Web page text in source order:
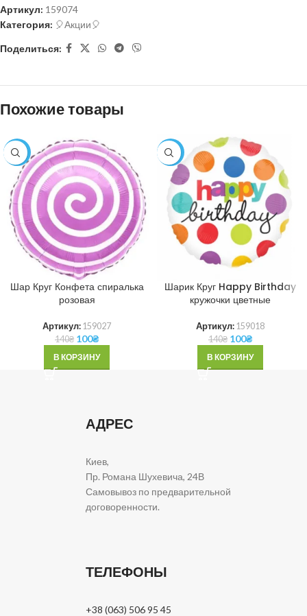
Артикул: 159074
Категория: 🎈Акции🎈
Поделиться:
Похожие товары
-29%
Шар Круг Конфета спиралька
розовая
Артикул: 159027
140₴ 100₴
В КОРЗИНУ
-29%
Шарик Круг Happy Birthday
кружочки цветные
Артикул: 159018
140₴ 100₴
В КОРЗИНУ
АДРЕС
Киев,
Пр. Романа Шухевича, 24В
Самовывоз по предварительной
договоренности.
ТЕЛЕФОНЫ
+38 (063) 506 95 45